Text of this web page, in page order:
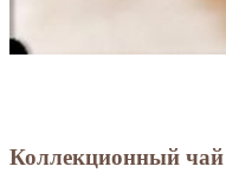
Коллекционный